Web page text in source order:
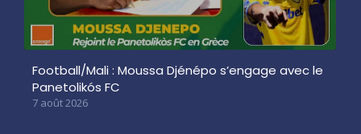
Football/Mali : Moussa Djénépo s’engage avec le
Panetolikós FC
7 août 2026